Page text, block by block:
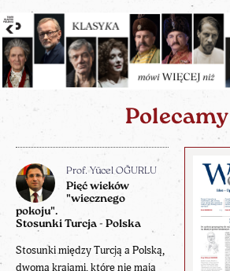
Polecamy
Prof. Yücel OĞURLU
Pięć wieków
"wiecznego
pokoju".
Stosunki Turcja - Polska
Stosunki między Turcją a Polską,
dwoma krajami, które nie mają